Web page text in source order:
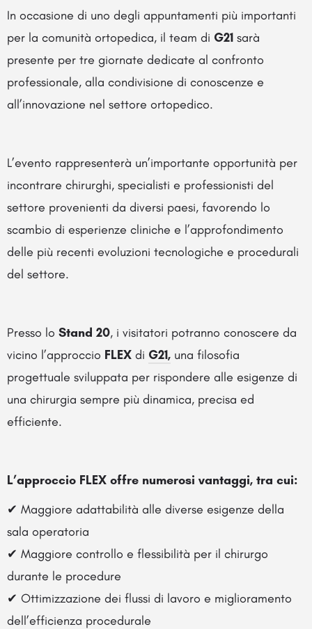
In occasione di uno degli appuntamenti più importanti
per la comunità ortopedica, il team di G21 sarà
presente per tre giornate dedicate al confronto
professionale, alla condivisione di conoscenze e
all’innovazione nel settore ortopedico.
L’evento rappresenterà un’importante opportunità per
incontrare chirurghi, specialisti e professionisti del
settore provenienti da diversi paesi, favorendo lo
scambio di esperienze cliniche e l’approfondimento
delle più recenti evoluzioni tecnologiche e procedurali
del settore.
Presso lo Stand 20, i visitatori potranno conoscere da
vicino l’approccio FLEX di G21, una filosofia
progettuale sviluppata per rispondere alle esigenze di
una chirurgia sempre più dinamica, precisa ed
efficiente.
L’approccio FLEX offre numerosi vantaggi, tra cui:
✔ Maggiore adattabilità alle diverse esigenze della
sala operatoria
✔ Maggiore controllo e flessibilità per il chirurgo
durante le procedure
✔ Ottimizzazione dei flussi di lavoro e miglioramento
dell’efficienza procedurale